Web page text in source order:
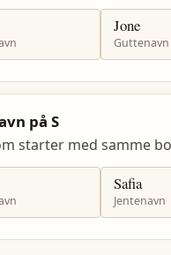
Jone
Guttenavn
på S
starter med samme
Safia
Jentenavn